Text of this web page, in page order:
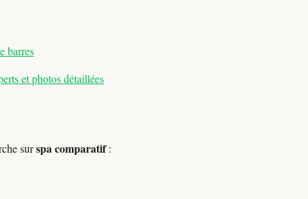
barres
et photos détaillées
surspa comparatif: